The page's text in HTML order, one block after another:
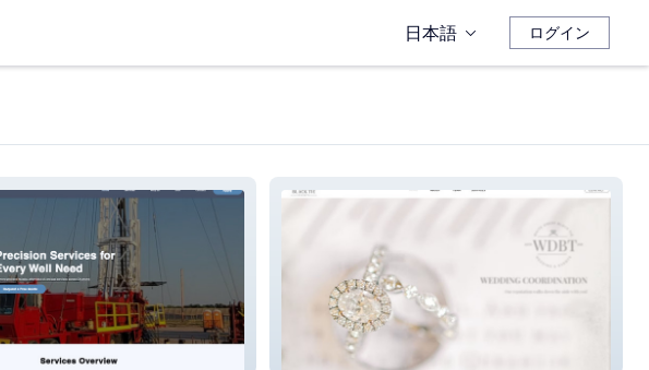
日本語 ログイン
White Dress Black Tie Events